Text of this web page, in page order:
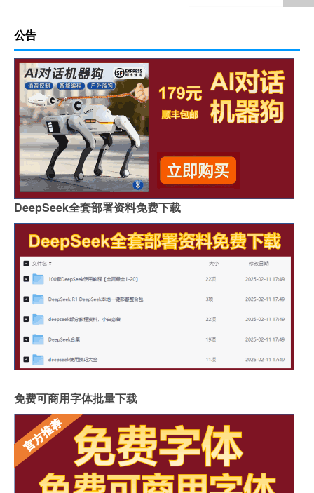
公告
DeepSeek全套部署资料免费下载
免费可商用字体批量下载